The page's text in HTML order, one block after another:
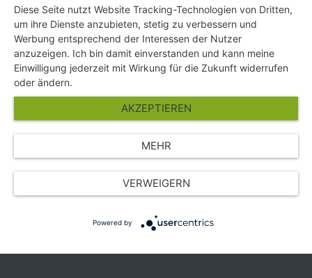
KONTAKT
Impressum
Hilfe und Kontakt
Partner
Presse
Über Uns
© Copyright 2026 SGK Stärker gegen Krebs
Diese Seite nutzt Website Tracking-Technologien von Dritten,
um ihre Dienste anzubieten, stetig zu verbessern und
Werbung entsprechend der Interessen der Nutzer
anzuzeigen. Ich bin damit einverstanden und kann meine
Einwilligung jederzeit mit Wirkung für die Zukunft widerrufen
oder ändern.
VERWEIGERN
AKZEPTIEREN
MEHR
Powered by